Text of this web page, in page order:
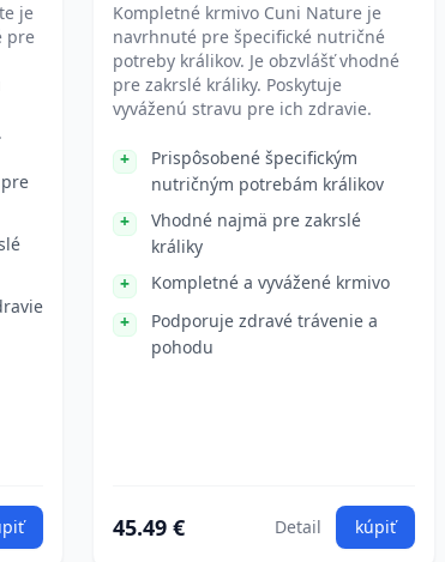
je
pre
Kompletné krmivo Cuni Nature je
navrhnuté pre špecifické nutričné
potreby králikov. Je obzvlášť vhodné
pre zakrslé králiky. Poskytuje
vyváženú stravu pre ich zdravie.
Prispôsobené špecifickým
nutričným potrebám králikov
Vhodné najmä pre zakrslé
králiky
Kompletné a vyvážené krmivo
Podporuje zdravé trávenie a
pohodu
45.49 € Detail kúpiť